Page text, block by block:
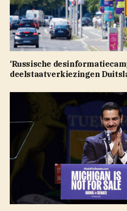
‘Russische
deelstaatverkiezingen